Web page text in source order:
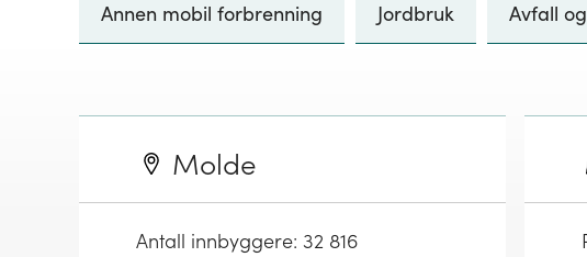
Annen mobil forbrenning Jordbruk Avfall
Molde
Antall innbyggere: 32 816